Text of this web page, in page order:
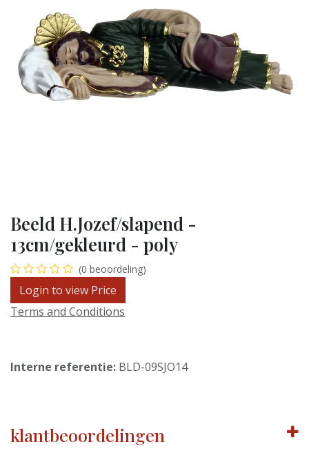
Beeld H.Jozef/slapend -
13cm/gekleurd - poly
(0 beoordeling)
Login to view Price
Terms and Conditions
Interne referentie: BLD-09SJO14
klantbeoordelingen